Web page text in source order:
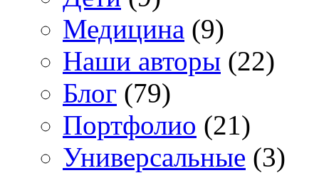
Медицина (9)
Наши авторы (22)
Блог (79)
Портфолио (21)
Универсальные (3)